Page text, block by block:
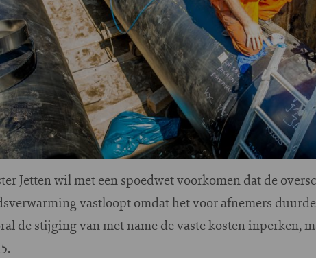
Jetten wil met een spoedwet voorkomen dat de
vastloopt omdat het voor afnemers
de stijging van met name de vaste kosten inperken,